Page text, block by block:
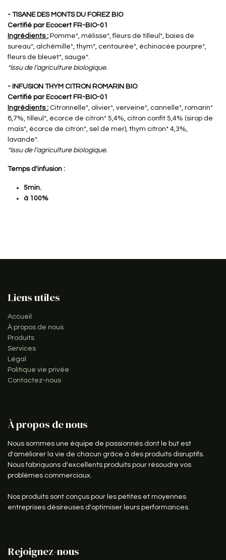
- TISANE DES MONTS DU FOREZ BIO
Certifié par Ecocert FR-BIO-01
Ingrédients : Pomme*, mélisse*, fleurs de tilleul*, baies de
sureau*, alchémille*, thym*, centaurée*, échinacée pourpre*,
fleurs de bleuet*, sauge*.
*Issu de l‘agriculture biologique.
- INFUSION THYM CITRON ROMARIN BIO
Certifié par Ecocert FR-BIO-01
Ingrédients : Citronnelle*, olivier*, verveine*, cannelle*, romarin*
8,7%, tilleul*, écorce de citron* 5,4%, citron confit 5,4% (sirop de
maïs*, écorce de citron*, sel de mer), thym citron* 4,3%,
lavande*.
*Issu de l‘agriculture biologique.
Temps d'infusion :
5min.
à 100%
Liens utiles
Accueil
À propos de nous
Produits
Services
Légal
Politique vie privée
Contactez-nous
À propos de nous
Nous sommes une équipe de passionnés dont le but est
d'améliorer la vie de chacun grâce à des produits disruptifs.
Nous fabriquons d'excellents produits pour résoudre vos
problèmes commerciaux.
Nos produits sont conçus pour les petites et moyennes
entreprises désireuses d'optimiser leurs performances.
Rejoignez-nous